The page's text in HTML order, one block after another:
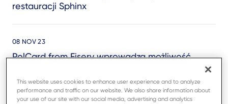
restauracji Sphinx
08 NOV 23
PolCard from Fiserv wprowadza możliwość
wyświetlania treści reklamowych na ekranach
swoich terminali
This website uses cookies to enhance user experience and to analyze
performance and traffic on our website. We also share information about
your use of our site with our social media, advertising and analytics